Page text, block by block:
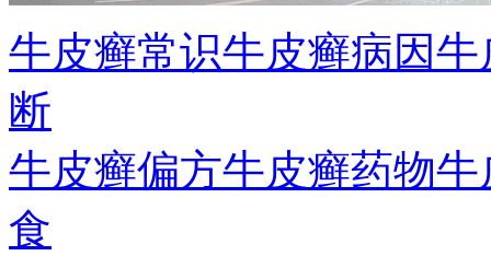
牛皮癣常识牛皮癣病因牛
断
牛皮癣偏方牛皮癣药物牛
食